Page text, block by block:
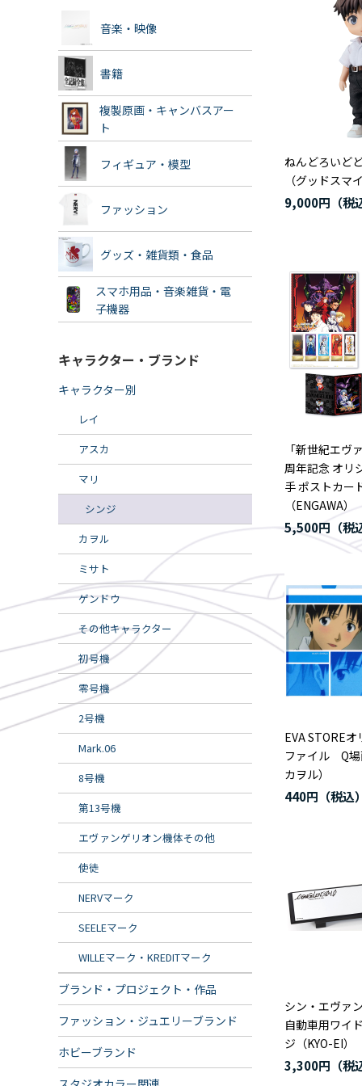
音楽・映像
書籍
複製原画・キャンバスアー
ト
フィギュア・模型
ファッション
グッズ・雑貨類・食品
スマホ用品・音楽雑貨・電
子機器
キャラクター・ブランド
キャラクター別
レイ
アスカ
マリ
シンジ
カヲル
ミサト
ゲンドウ
その他キャラクター
初号機
零号機
2号機
Mark.06
8号機
第13号機
エヴァンゲリオン機体その他
使徒
NERVマーク
SEELEマーク
WILLEマーク・KREDITマーク
ブランド・プロジェクト・作品
ファッション・ジュエリーブランド
ホビーブランド
ねんどろいど
（グッドスマ
9,000円
「新世紀エヴ
周年記念 オリ
手 ポストカー
（ENGAWA）
5,500円
EVA STORE
ファイル Q場
カヲル）
440円
シン・エヴァ
自動車用ワイ
ジ（KYO-EI）
3,300円